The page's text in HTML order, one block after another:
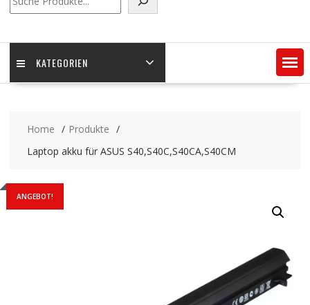
KATEGORIEN
Home
Produkte
Laptop akku für ASUS S40,S40C,S40CA,S40CM
ANGEBOT!